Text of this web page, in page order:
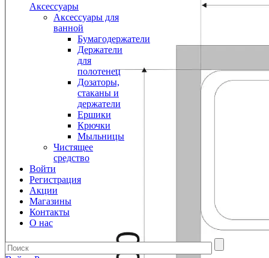
Аксессуары
Аксессуары для
ванной
Бумагодержатели
Держатели
для
полотенец
Дозаторы,
стаканы и
держатели
Ершики
Крючки
Мыльницы
Чистящее
средство
Войти
Регистрация
Акции
Магазины
Контакты
О нас